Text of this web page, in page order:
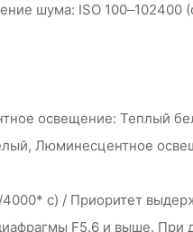
шума: ISO 100–102400
освещение: Теплый
Люминесцентное
с) / Приоритет
F5.6 и выше. При